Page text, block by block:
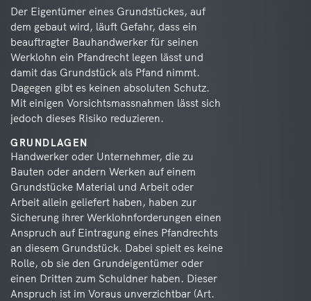
Der Eigentümer eines Grundstückes, auf
dem gebaut wird, läuft Gefahr, dass ein
beauftragter Bauhandwerker für seinen
Werklohn ein Pfandrecht legen lässt und
damit das Grundstück als Pfand nimmt.
Dagegen gibt es keinen absoluten Schutz.
Mit einigen Vorsichtsmassnahmen lässt sich
jedoch dieses Risiko reduzieren.
GRUNDLAGEN
Handwerker oder Unternehmer, die zu
Bauten oder andern Werken auf einem
Grundstücke Material und Arbeit oder
Arbeit allein geliefert haben, haben zur
Sicherung ihrer Werklohnforderungen einen
Anspruch auf Eintragung eines Pfandrechts
an diesem Grundstück. Dabei spielt es keine
Rolle, ob sie den Grundeigentümer oder
einen Dritten zum Schuldner haben. Dieser
Anspruch ist im Voraus unverzichtbar (Art.